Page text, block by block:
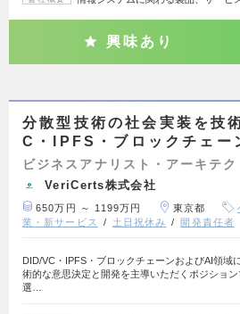
興味あり
分散型技術の社会実装を技
C・IPFS・ブロックチェー
ビジネスアナリスト・アーキテク
VeriCerts株式会社
650万円 ～ 1199万円 東京都
業・新サービス
土日祝休み 開発責任者
DID/VC・IPFS・ブロックチェーンおよびAI領域
術的な意思決定と開発を主導いただくポジショ
選…